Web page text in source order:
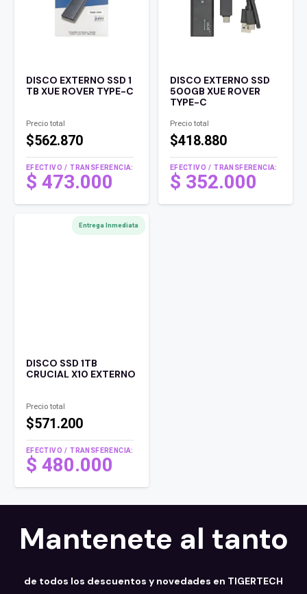
DISCO EXTERNO SSD 1
TB XUE ROVER TYPE-C
Precio total
$562.870
EFECTIVO / TRANSFERENCIA:
$473.000
DISCO EXTERNO SSD
500GB XUE ROVER
TYPE-C
Precio total
$418.880
EFECTIVO / TRANSFERENCIA:
$ 352.000
Entrega Inmediata
DISCO SSD 1TB
CRUCIAL X10 EXTERNO
Precio total
$571.200
EFECTIVO / TRANSFERENCIA:
$480.000
Mantenete al tanto
de todos los descuentos y novedades en TIGERTECH